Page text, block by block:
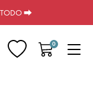
TODO ⮕
0